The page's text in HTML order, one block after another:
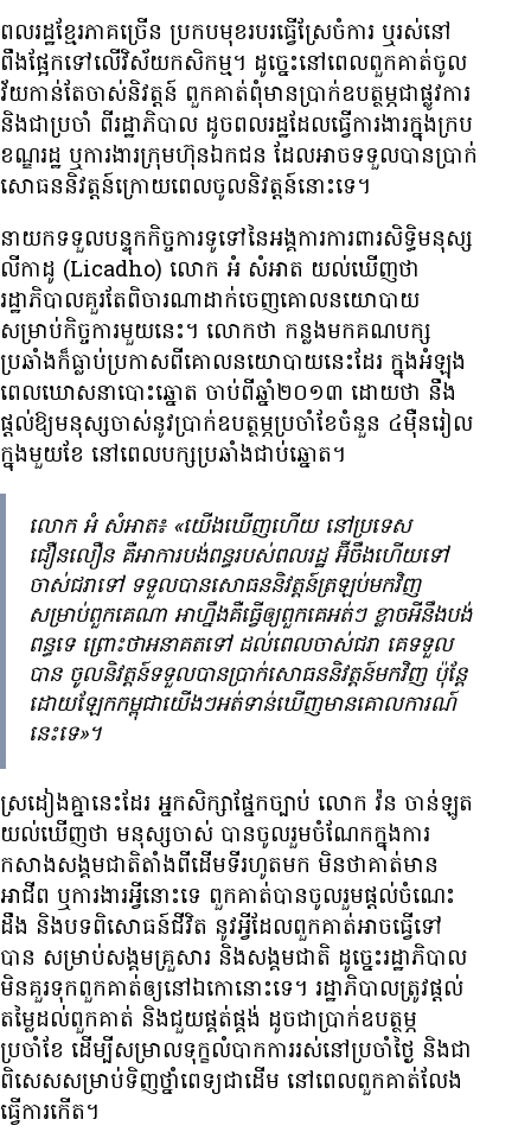
ពលរដ្ឋ​ខ្មែរ​ភាគច្រើន ប្រកបមុខរបរ​ធ្វើស្រែ​ចំការ ឬ​រស់នៅ​
ពឹងផ្អែក​ទៅលើ​វិស័យ​កសិកម្ម​។ ដូច្នេះ​នៅពេល​ពួកគាត់​ចូល​
វ័យ​កាន់តែ​ចាស់​និវត្តន៍ ពួកគាត់​ពុំ​មាន​ប្រាក់ឧបត្ថម្ភ​ជា​ផ្លូវការ
និង​ជាប្រចាំ ពី​រដ្ឋាភិបាល ដូច​ពលរដ្ឋ​ដែល​ធ្វើ​ការងារ​ក្នុង​ក្រប
ខណ្ឌ​រដ្ឋ ឬ​ការងារ​ក្រុមហ៊ុន​ឯកជន ដែល​អាច​ទទួល​បាន​ប្រាក់​
សោធន​និវត្តន៍​ក្រោយពេល​ចូលនិវត្តន៍​នោះ​ទេ។
នាយក​ទទួលបន្ទុក​កិច្ចការ​ទូទៅ​នៃ​អង្គការ​ការពារ​សិទ្ធិមនុស្ស​
លីកាដូ (Licadho) លោក អំ សំអាត យល់ឃើញ​ថា
រដ្ឋាភិបាល​គួរតែ​ពិចារណា​ដាក់​ចេញ​គោល​នយោបាយ​
សម្រាប់​កិច្ចការ​មួយ​នេះ​។ លោក​ថា កន្លង​មក​គណបក្ស​
ប្រឆាំង​ក៏​ធ្លាប់​ប្រកាស​ពី​គោលនយោបាយ​នេះ​ដែរ ក្នុងអំឡុង
ពេល​ឃោសនា​បោះឆ្នោត ចាប់ពី​ឆ្នាំ​២០១៣ ដោយ​ថា នឹង​
ផ្តល់​ឱ្យ​មនុស្ស​ចាស់​នូវ​ប្រាក់ឧបត្ថម្ភ​ប្រចាំខែ​ចំនួន ៤​ម៉ឺន​រៀល​
ក្នុង​មួយ​ខែ នៅ​ពេល​បក្ស​ប្រឆាំង​ជាប់​ឆ្នោត។
លោក អំ សំអាត៖ «យើង​ឃើញ​ហើយ នៅ​ប្រទេស​
ជឿនលឿន គឺ​អាការ​បង់ពន្ធ​របស់​ព​ល​រដ្ឋ អ៊ីចឹង​ហើយ​ទៅ​
ចាស់ជរា​ទៅ ទទួល​បាន​សោធន​និវត្តន៍​ត្រឡប់មកវិញ​
សម្រាប់​ពួកគេ​ណា អាហ្នឹង​គឺ​ធ្វើ​ឲ្យ​ពួកគេ​អត់ៗ ​ខ្លាច​អី​នឹង​បង់​
ពន្ធ​ទេ ព្រោះថា​អនាគត​ទៅ ដល់ពេល​ចាស់ជរា គេ​ទទួល​
បាន ចូលនិវត្តន៍​ទទួល​បាន​ប្រាក់​សោធន​និវត្តន៍​មកវិញ ប៉ុន្តែ​
ដោយឡែក​កម្ពុជា​យើងៗ​អត់​ទាន់​ឃើញ​មាន​គោលការណ៍​
នេះ​ទេ»។
ស្រដៀង​គ្នា​នេះ​ដែរ អ្នក​សិក្សា​ផ្នែក​ច្បាប់ លោក វ៉ន ចាន់ឡូត
យល់ឃើញ​ថា មនុស្ស​ចាស់ បាន​ចូលរួម​ចំណែក​ក្នុង​ការ​
កសាង​សង្គមជាតិ​តាំងពី​ដើមទី​រហូត​មក មិន​ថា​គាត់​មាន​
អាជីព ឬ​ការងារ​អ្វី​នោះ​ទេ ពួកគាត់​បាន​ចូលរួម​ផ្តល់​ចំណេះ
ដឹង និង​បទពិសោធន៍​ជីវិត នូវ​អ្វី​ដែល​ពួកគាត់​អាច​ធ្វើ​ទៅ​
បាន សម្រាប់​សង្គម​គ្រួសារ និង​សង្គមជាតិ ដូច្នេះ​រដ្ឋាភិបាល​
មិន​គួរ​ទុក​ពួកគាត់​ឲ្យ​នៅ​ឯ​កោ​នោះ​ទេ។ រដ្ឋាភិបាល​ត្រូវ​ផ្តល់​
តម្លៃ​ដល់​ពួកគាត់ និង​ជួយ​ផ្គត់​ផ្គង់ ដូចជា​ប្រាក់ឧបត្ថម្ភ​
ប្រចាំខែ ដើម្បី​សម្រាល​ទុក្ខ​លំបាក​ការរស់នៅ​ប្រចាំថ្ងៃ និង​ជា
ពិសេស​សម្រាប់​ទិញ​ថ្នាំពេទ្យ​ជាដើម នៅពេល​ពួកគាត់​លែង​
ធ្វើ​ការ​កើត។